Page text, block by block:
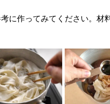
考に作ってみてください。材